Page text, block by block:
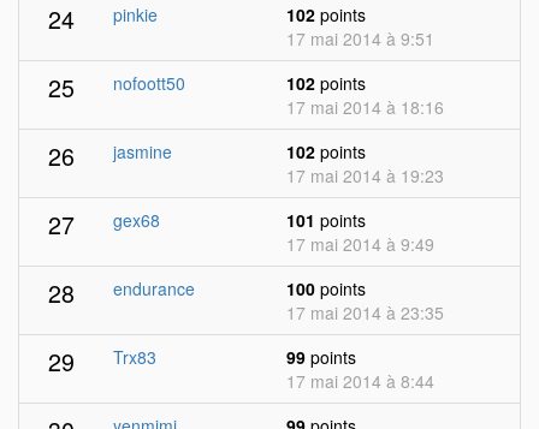
24 pinkie 102 points
17 mai 2014 à 9:51
25 nofoott50 102 points
17 mai 2014 à 18:16
26 jasmine 102 points
17 mai 2014 à 19:23
27 gex68 101 points
17 mai 2014 à 9:49
28 endurance 100 points
17 mai 2014 à 23:35
29 Trx83 99 points
17 mai 2014 à 8:44